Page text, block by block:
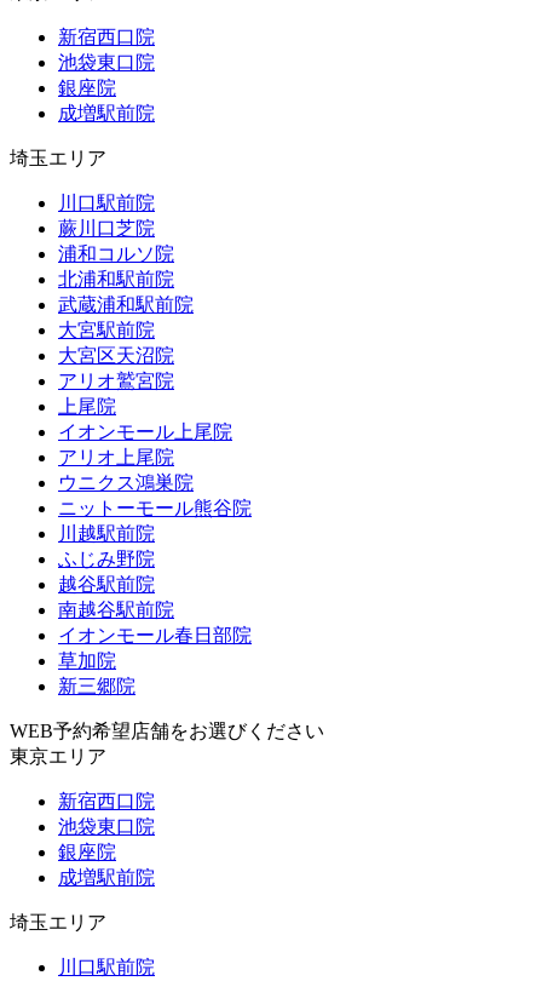
新宿西口院
池袋東口院
銀座院
成増駅前院
埼玉エリア
川口駅前院
蕨川口芝院
浦和コルソ院
北浦和駅前院
武蔵浦和駅前院
大宮駅前院
大宮区天沼院
アリオ鷲宮院
上尾院
イオンモール上尾院
アリオ上尾院
ウニクス鴻巣院
ニットーモール熊谷院
川越駅前院
ふじみ野院
越谷駅前院
南越谷駅前院
イオンモール春日部院
草加院
新三郷院
WEB予約希望店舗をお選びください
東京エリア
新宿西口院
池袋東口院
銀座院
成増駅前院
埼玉エリア
川口駅前院